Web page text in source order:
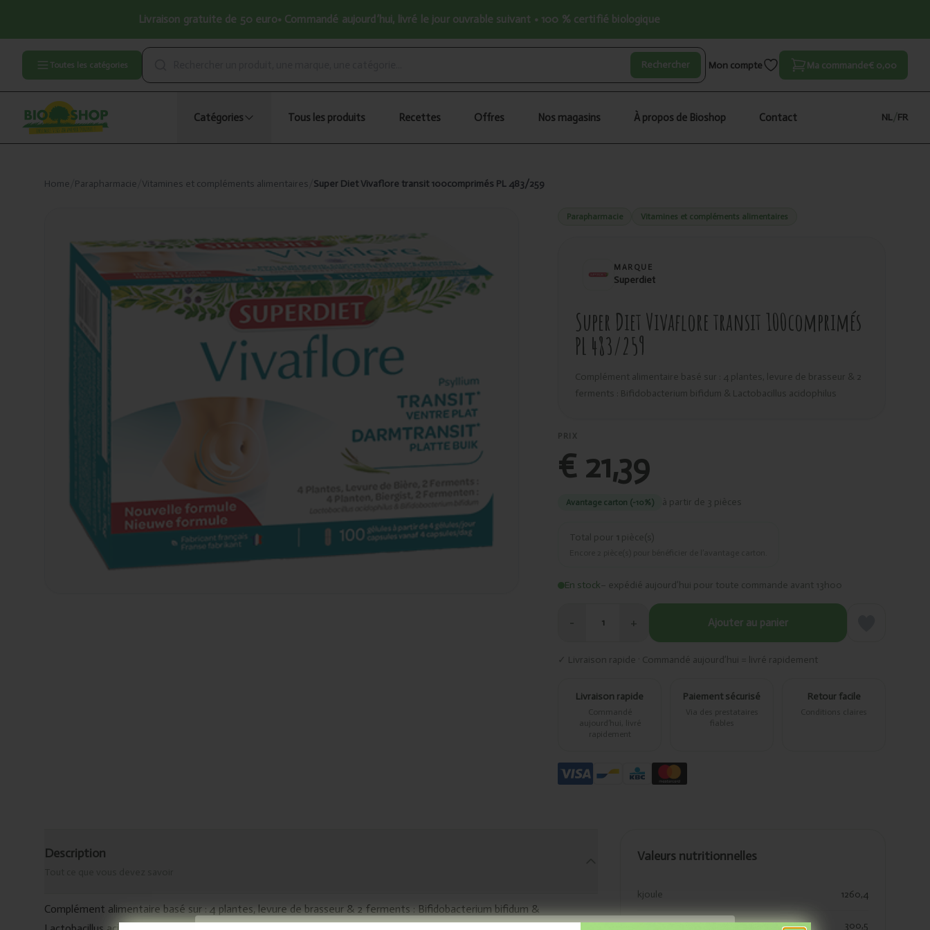
Livraison gratuite de 50 euro• Commandé aujourd’hui, livré le jour ouvrable suivant • 100 % certifié biologique
Toutes les catégories Rechercher Mon compte Ma commande€ 0,00
Catégories Tous les produits Recettes Offres Nos magasins À propos de Bioshop Contact NL FR
Home Parapharmacie Vitamines et compléments alimentaires Super Diet Vivaflore transit 100comprimés PL 483/259
Parapharmacie Vitamines et compléments alimentaires
MARQUE
Superdiet
Super Diet Vivaflore transit 100comprimés
PL 483/259
Complément alimentaire basé sur : 4 plantes, levure de brasseur & 2
ferments : Bifidobacterium bifidum & Lactobacillus acidophilus
PRIX
€ 21,39
Avantage carton (-10%) à partir de 3 pièces
Total pour 1 pièce(s)
En stock– expédié aujourd’hui pour toute commande avant 13h00
− 1 + Ajouter au panier
✓ Livraison rapide · Commandé aujourd’hui = livré rapidement
Livraison rapide
Commandé
aujourd’hui, livré
rapidement
Paiement sécurisé
Via des prestataires
fiables
Retour facile
Conditions claires
Description
Complément alimentaire basé sur : 4 plantes, levure de brasseur & 2 ferments : Bifidobacterium bifidum &
Valeurs nutritionnelles
kjoule 1260,4
kcal 300,5